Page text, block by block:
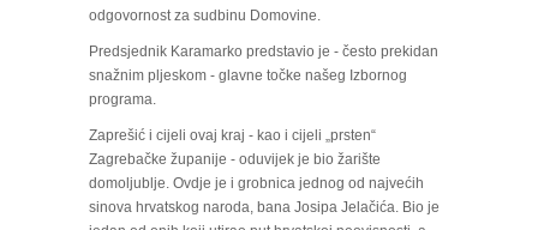
odgovornost za sudbinu Domovine.
Predsjednik Karamarko predstavio je - često prekidan
snažnim pljeskom - glavne točke našeg Izbornog
programa.
Zaprešić i cijeli ovaj kraj - kao i cijeli „prsten“
Zagrebačke županije - oduvijek je bio žarište
domoljublje. Ovdje je i grobnica jednog od najvećih
sinova hrvatskog naroda, bana Josipa Jelačića. Bio je